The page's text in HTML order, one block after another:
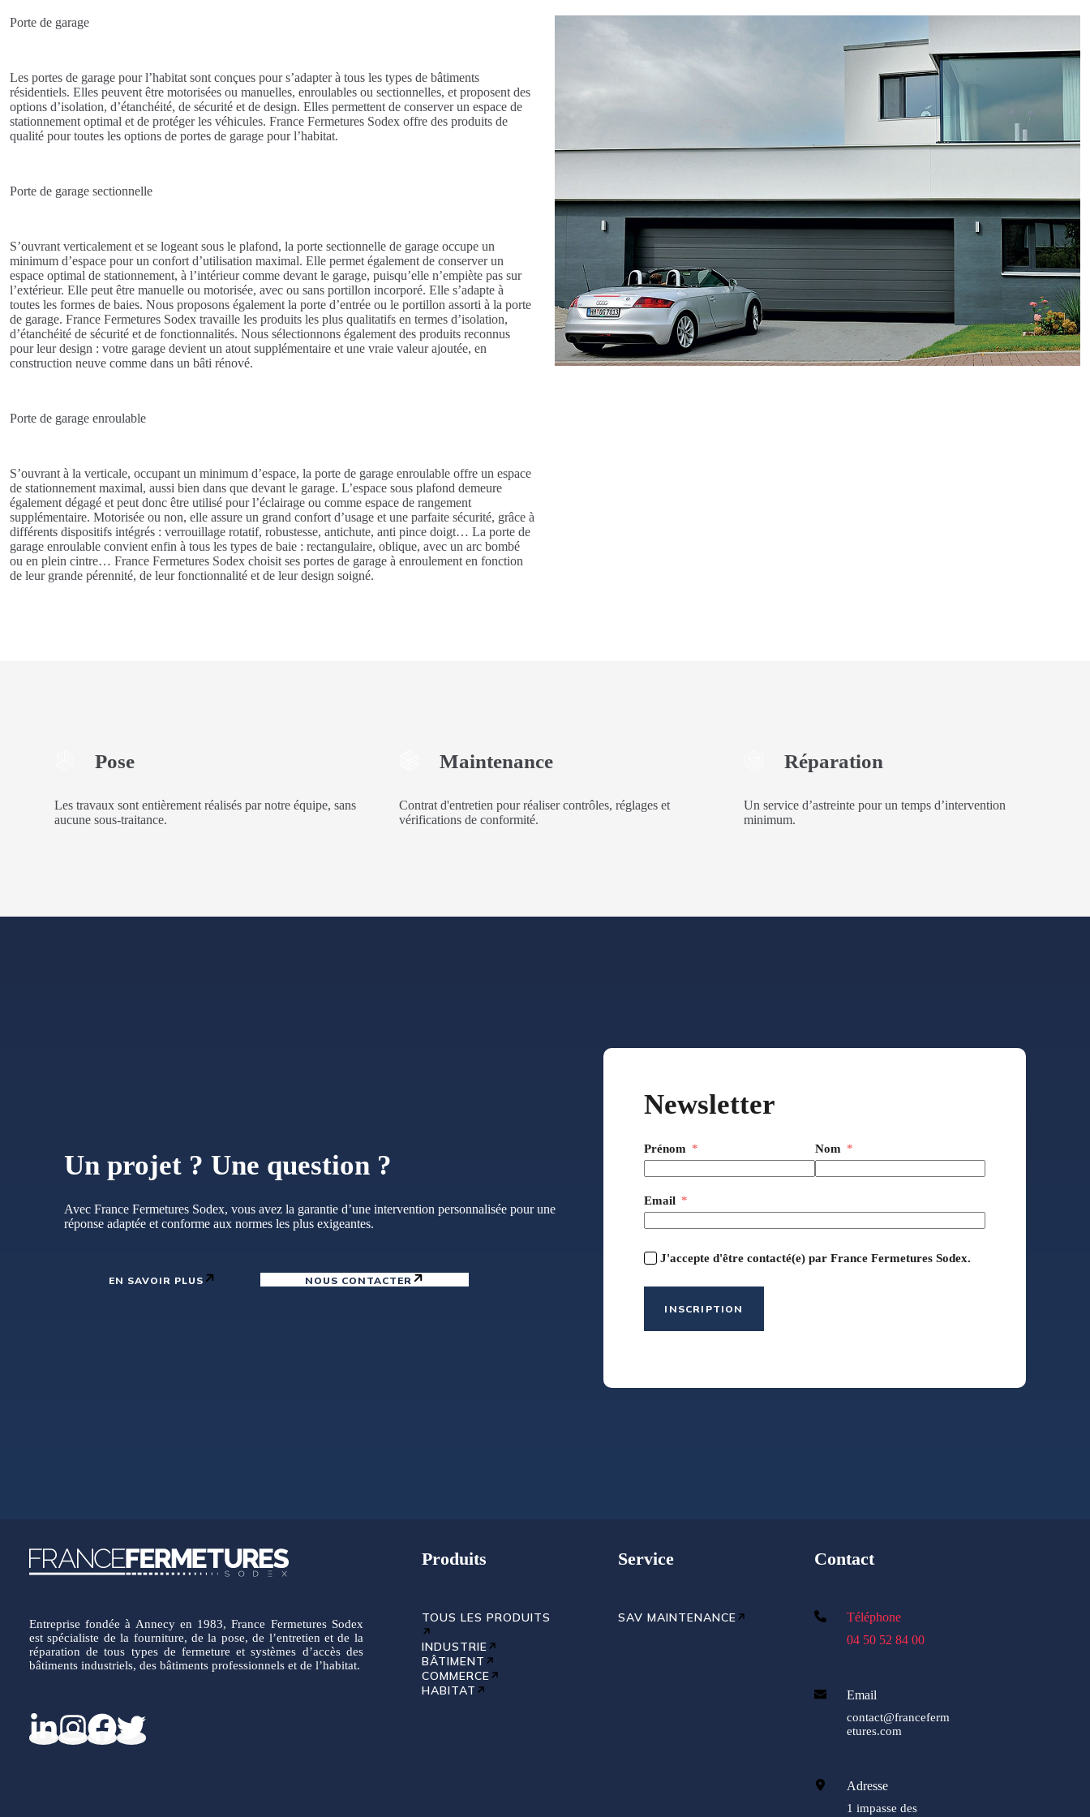
Porte de garage
Les portes de garage pour l’habitat sont conçues pour s’adapter à tous les types de bâtiments
résidentiels. Elles peuvent être motorisées ou manuelles, enroulables ou sectionnelles, et proposent des
options d’isolation, d’étanchéité, de sécurité et de design. Elles permettent de conserver un espace de
stationnement optimal et de protéger les véhicules. France Fermetures Sodex offre des produits de
qualité pour toutes les options de portes de garage pour l’habitat.
Porte de garage sectionnelle
S’ouvrant verticalement et se logeant sous le plafond, la porte sectionnelle de garage occupe un
minimum d’espace pour un confort d’utilisation maximal. Elle permet également de conserver un
espace optimal de stationnement, à l’intérieur comme devant le garage, puisqu’elle n’empiète pas sur
l’extérieur. Elle peut être manuelle ou motorisée, avec ou sans portillon incorporé. Elle s’adapte à
toutes les formes de baies. Nous proposons également la porte d’entrée ou le portillon assorti à la porte
de garage. France Fermetures Sodex travaille les produits les plus qualitatifs en termes d’isolation,
d’étanchéité de sécurité et de fonctionnalités. Nous sélectionnons également des produits reconnus
pour leur design : votre garage devient un atout supplémentaire et une vraie valeur ajoutée, en
construction neuve comme dans un bâti rénové.
Porte de garage enroulable
S’ouvrant à la verticale, occupant un minimum d’espace, la porte de garage enroulable offre un espace
de stationnement maximal, aussi bien dans que devant le garage. L’espace sous plafond demeure
également dégagé et peut donc être utilisé pour l’éclairage ou comme espace de rangement
supplémentaire. Motorisée ou non, elle assure un grand confort d’usage et une parfaite sécurité, grâce à
différents dispositifs intégrés : verrouillage rotatif, robustesse, antichute, anti pince doigt… La porte de
garage enroulable convient enfin à tous les types de baie : rectangulaire, oblique, avec un arc bombé
ou en plein cintre… France Fermetures Sodex choisit ses portes de garage à enroulement en fonction
de leur grande pérennité, de leur fonctionnalité et de leur design soigné.
Pose
Les travaux sont entièrement réalisés par notre équipe, sans
aucune sous-traitance.
Maintenance
Contrat d'entretien pour réaliser contrôles, réglages et
vérifications de conformité.
Réparation
Un service d’astreinte pour un temps d’intervention
minimum.
Un projet ? Une question ?
Avec France Fermetures Sodex, vous avez la garantie d’une intervention personnalisée pour une
réponse adaptée et conforme aux normes les plus exigeantes.
EN SAVOIR PLUS NOUS CONTACTER
Newsletter
Prénom Nom
Email
J'accepte d'être contacté(e) par France Fermetures Sodex.
INSCRIPTION
Entreprise fondée à Annecy en 1983, France Fermetures Sodex
est spécialiste de la fourniture, de la pose, de l’entretien et de la
réparation de tous types de fermeture et systèmes d’accès des
bâtiments industriels, des bâtiments professionnels et de l’habitat.
Produits
TOUS LES PRODUITS
INDUSTRIE
BÂTIMENT
COMMERCE
HABITAT
Service
SAV MAINTENANCE
Contact
Téléphone
04 50 52 84 00
Email
contact@franceferm
etures.com
Adresse
1 impasse des